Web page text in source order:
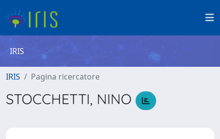
IRIS
IRIS Pagina ricercatore
STOCCHETTI, NINO